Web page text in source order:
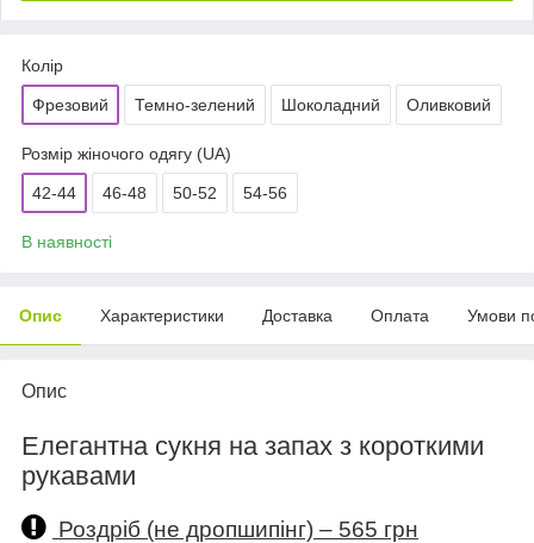
Колір
Фрезовий Темно-зелений Шоколадний Оливковий
Розмір жіночого одягу (UA)
42-44 46-48 50-52 54-56
В наявності
Опис Характеристики Доставка Оплата Умови
Опис
Елегантна сукня на запах з короткими
рукавами
Роздріб (не дропшипінг) – 565 грн